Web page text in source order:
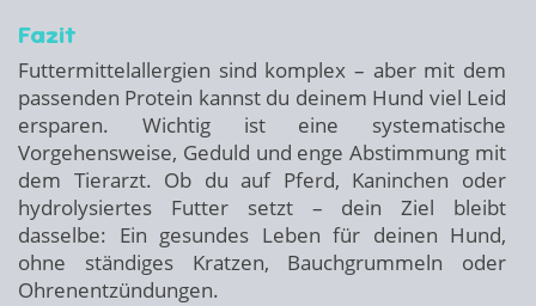
Fazit
Futtermittelallergien sind komplex – aber mit dem
passenden Protein kannst du deinem Hund viel Leid
ersparen. Wichtig ist eine systematische
Vorgehensweise, Geduld und enge Abstimmung mit
dem Tierarzt. Ob du auf Pferd, Kaninchen oder
hydrolysiertes Futter setzt – dein Ziel bleibt
dasselbe: Ein gesundes Leben für deinen Hund,
ohne ständiges Kratzen, Bauchgrummeln oder
Ohrenentzündungen.